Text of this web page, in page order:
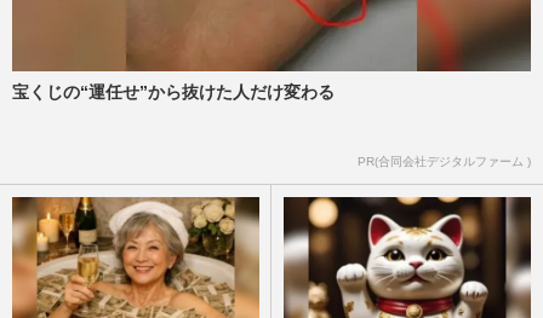
宝くじの“運任せ”から抜けた人だけ変わる
PR(合同会社デジタルファーム )